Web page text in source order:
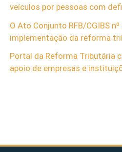
veículos por pessoas com
O Ato Conjunto RFB/CGIBS
implementação da reforma
Portal da Reforma Tributária
apoio de empresas e